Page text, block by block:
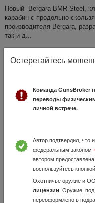
Новый- Bergara BMR Steel,
карабин с продольно-
производителя Bergara,
так и д...
Бекас-12 М, кл. 12х70,
2 Августа, в 09:22
39 000 руб.
Бекас-12М с двумя
гладкоствольное ружье
выпускается в помповом
Остерегайтесь
Команда GunsBroker
переводы
личной встрече.
Автор подтвердил, что
федеральным законом
автором
воспользуйтесь
Охотничье оружие и
лицензии . Оружие,
переоформлено в